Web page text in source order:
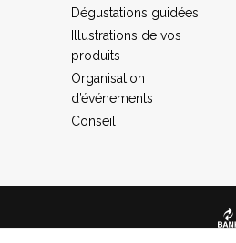
Dégustations guidées
Illustrations de vos
produits
Organisation
d’événements
Conseil